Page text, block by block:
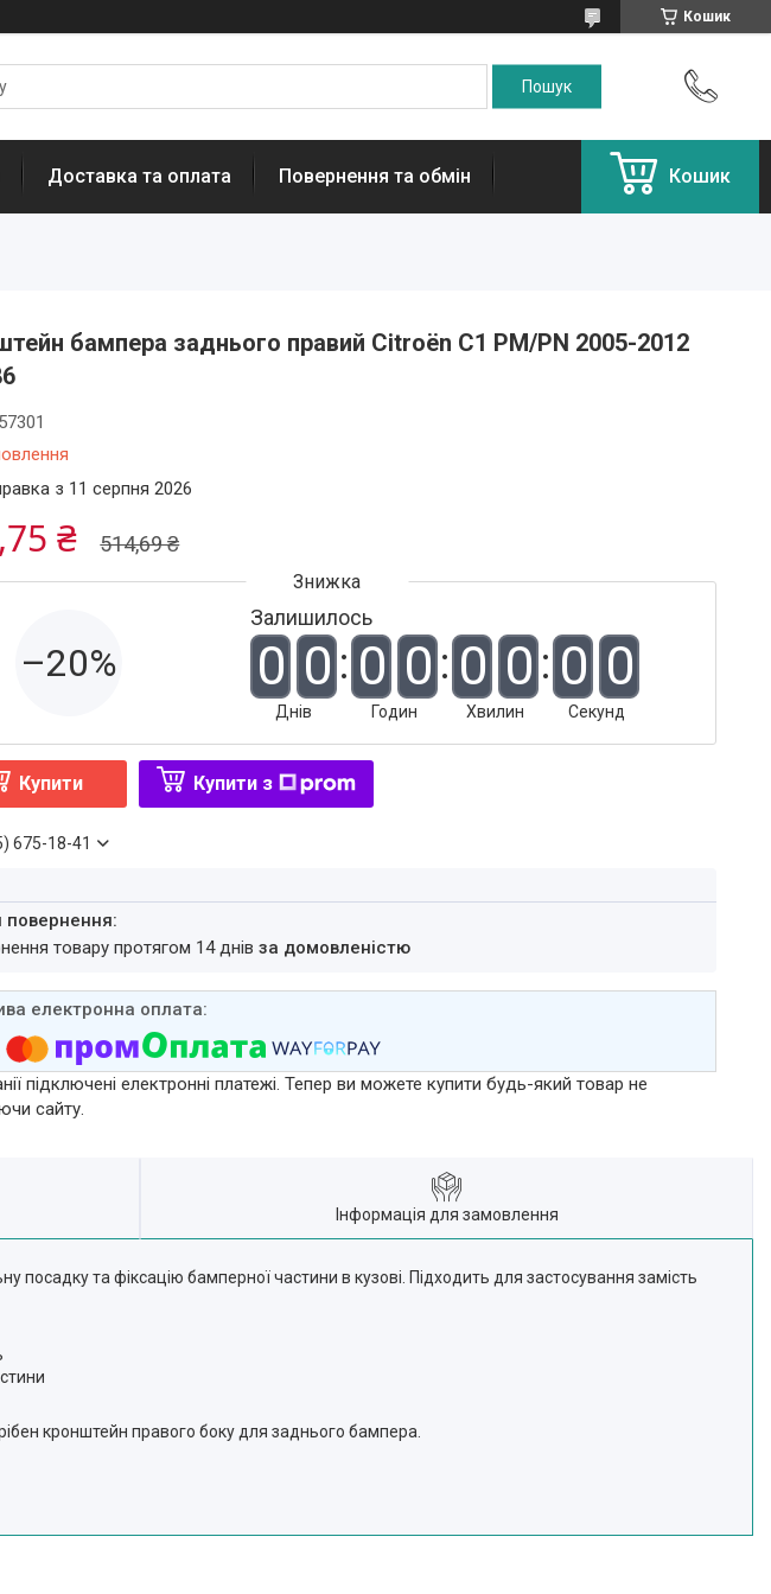
Кошик
Доставка та оплата Повернення та обмін Кошик
бампера заднього правий Citroën C1 PM/PN 2005-2012
з 11 серпня 2026
514,69 ₴
₴
–20%
Залишилось
0 0
Днів
0 0
Годин
0 0
Хвилин
0 0
Секунд
Купити Купити з
675-18-41
товару протягом 14 днівза домовленістю
підключені електронні платежі. Тепер ви можете купити будь-який товар не
сайту.
Інформація для замовлення
та фіксацію бамперної частини в кузові. Підходить для застосування замість
кронштейн правого боку для заднього бампера.